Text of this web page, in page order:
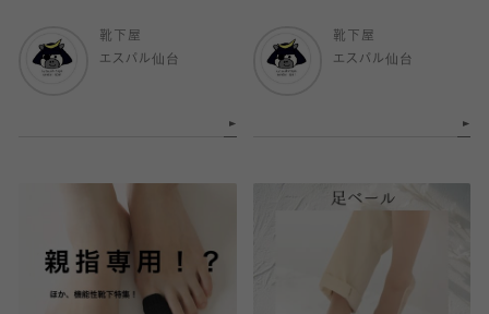
靴下屋
エスパル仙台
靴下屋
エスパル仙台